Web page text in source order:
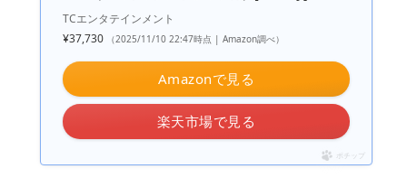
TCエンタテインメント
¥37,730
（2025/11/10 22:47時点 | Amazon調べ）
Amazonで見る
楽天市場で見る
ポチップ